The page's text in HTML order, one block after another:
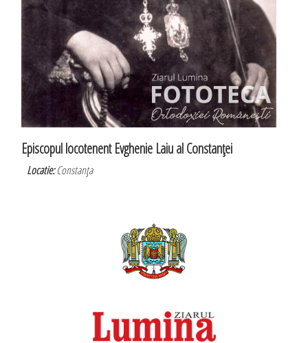
Episcopul locotenent Evghenie Laiu al Constanţei
Locatie:Constanţa